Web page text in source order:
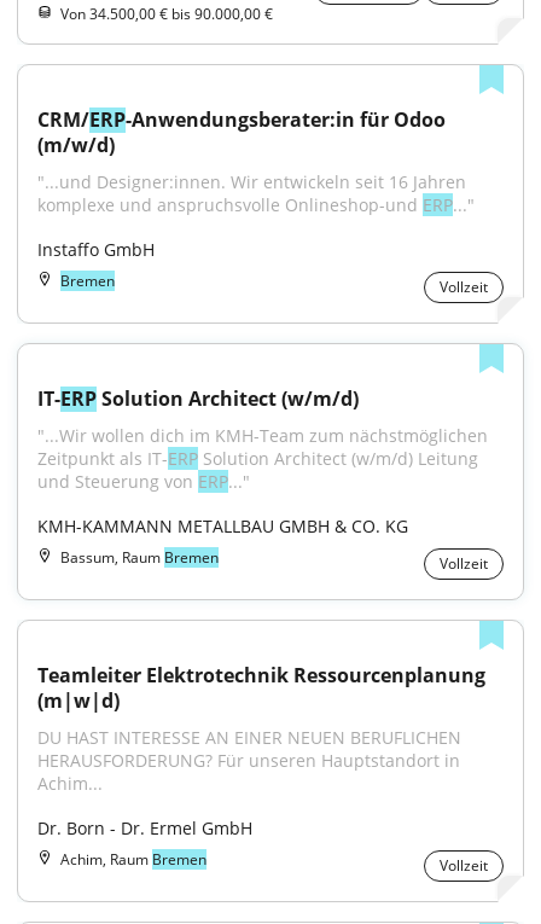
Von 34.500,00 € bis 90.000,00 €
CRM/ERP-Anwendungsberater:in für Odoo
(m/w/d)
"...und Designer:innen. Wir entwickeln seit 16 Jahren
komplexe und anspruchsvolle Onlineshop-und ERP..."
Instaffo GmbH
Bremen Vollzeit
IT-ERP Solution Architect (w/m/d)
"...Wir wollen dich im KMH-Team zum nächstmöglichen
Zeitpunkt als IT-ERP Solution Architect (w/m/d) Leitung
und Steuerung von ERP..."
KMH-KAMMANN METALLBAU GMBH & CO. KG
Bassum, Raum Bremen Vollzeit
Teamleiter Elektrotechnik Ressourcenplanung
(m|w|d)
DU HAST INTERESSE AN EINER NEUEN BERUFLICHEN
HERAUSFORDERUNG? Für unseren Hauptstandort in
Achim...
Dr. Born - Dr. Ermel GmbH
Achim, Raum Bremen Vollzeit